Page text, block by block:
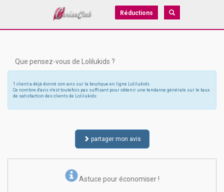
Réductions
Que pensez-vous de Lolilukids ?
1 client a déjà donné son avis sur la boutique en ligne Lolilukids
Ce nombre d'avis n'est toutefois pas suffisant pour obtenir une tendance générale sur le taux
de satisfaction des clients de Lolilukids
partager mon avis
Astuce pour économiser !